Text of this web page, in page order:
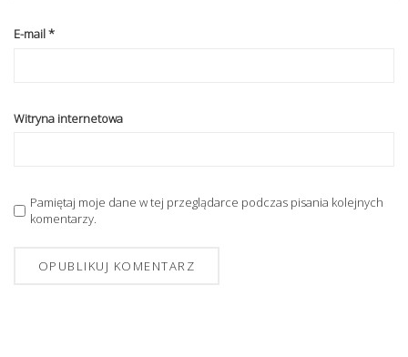
E-mail*
Witryna internetowa
Pamiętaj moje dane w tej przeglądarce podczas pisania kolejnych
komentarzy.